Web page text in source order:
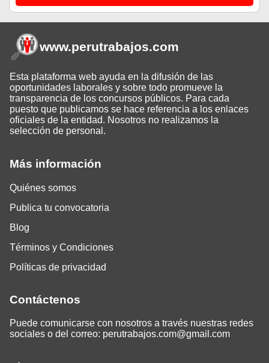
Más información
Quiénes somos
Publica tu convocatoria
Blog
Términos y Condiciones
Políticas de privacidad
Contáctenos
Puede comunicarse con nosotros a través nuestras redes
sociales o del correo: perutrabajos.com@gmail.com
www.perutrabajos.com
Esta plataforma web ayuda en la difusión de las
oportunidades laborales y sobre todo promueve la
transparencia de los concursos públicos. Para cada
puesto que publicamos se hace referencia a los enlaces
oficiales de la entidad. Nosotros no realizamos la
selección de personal.